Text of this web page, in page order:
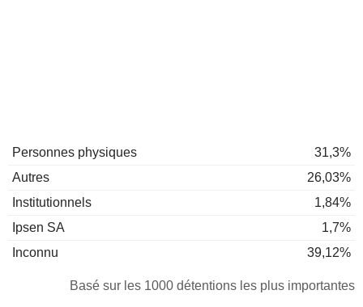
Personnes physiques
31,3%
Autres
26,03%
Institutionnels
1,84%
Ipsen SA
1,7%
Inconnu
39,12%
Basé sur les 1000 détentions les plus importantes